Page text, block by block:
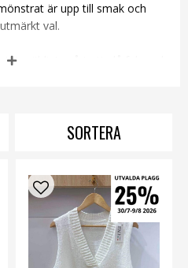
är upp till smak och
val.
är väldigt svårt att slå fel med
SORTERA